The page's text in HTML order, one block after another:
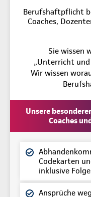
Berufshaftpflicht
Coaches,
Sie wissen
„Unterricht
Wir wissen
Unsere
Coaches
Codekarten
inklusive
Ansprüche